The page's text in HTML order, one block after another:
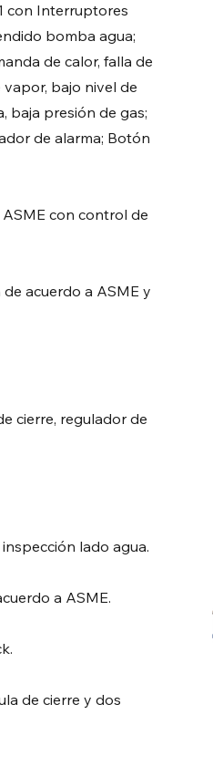
con Interruptores
bomba agua;
de calor, falla de
bajo nivel de
baja presión de gas;
de alarma; Botón
con control de
acuerdo a ASME y
cierre, regulador de
lado agua.
a ASME.
de cierre y dos